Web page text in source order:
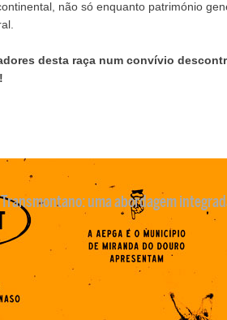
não só enquanto património
desta raça num convívio
uma abordagem